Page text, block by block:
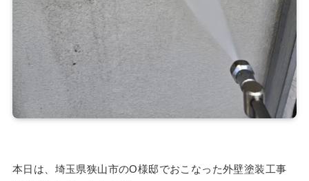
本日は、埼玉県狭山市のO様邸でおこなった外壁塗装工事